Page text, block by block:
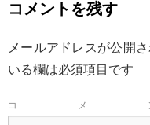
コメントを残す
メールアドレスが公開
いる欄は必須項目です
コ